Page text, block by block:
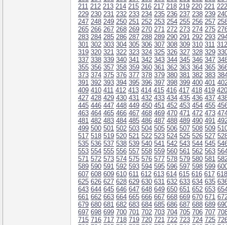
211 212 213 214 215 216 217 218 219 220 221 222
229 230 231 232 233 234 235 236 237 238 239
247 248 249 250 251 252 253 254 255 256 257
265 266 267 268 269 270 271 272 273 274 275
283 284 285 286 287 288 289 290 291 292 293
301 302 303 304 305 306 307 308 309 310 311 312
319 320 321 322 323 324 325 326 327 328 329
337 338 339 340 341 342 343 344 345 346 347
355 356 357 358 359 360 361 362 363 364 365
373 374 375 376 377 378 379 380 381 382 383
391 392 393 394 395 396 397 398 399 400 401
409 410 411 412 413 414 415 416 417 418 419 420
427 428 429 430 431 432 433 434 435 436 437
445 446 447 448 449 450 451 452 453 454 455
463 464 465 466 467 468 469 470 471 472 473
481 482 483 484 485 486 487 488 489 490 491
499 500 501 502 503 504 505 506 507 508 509
517 518 519 520 521 522 523 524 525 526 527
535 536 537 538 539 540 541 542 543 544 545
553 554 555 556 557 558 559 560 561 562 563
571 572 573 574 575 576 577 578 579 580 581
589 590 591 592 593 594 595 596 597 598 599
607 608 609 610 611 612 613 614 615 616 617 618
625 626 627 628 629 630 631 632 633 634 635
643 644 645 646 647 648 649 650 651 652 653
661 662 663 664 665 666 667 668 669 670 671
679 680 681 682 683 684 685 686 687 688 689
697 698 699 700 701 702 703 704 705 706 707
715 716 717 718 719 720 721 722 723 724 725